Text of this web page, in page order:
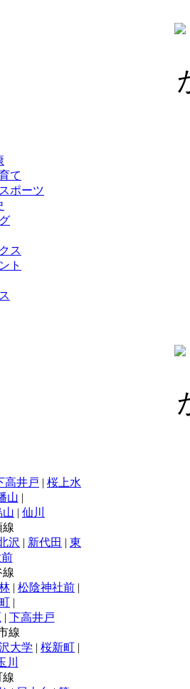
て
ポーツ
ス
ト
高井戸 | 桜上水
山 |
山 | 仙川
線
沢 | 新代田 | 東
線
| 松陰神社前 |
|
| 下高井戸
線
大学 | 桜新町 |
川
線